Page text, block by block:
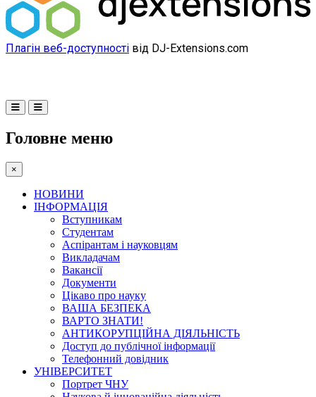
Плагін веб-доступності від DJ-Extensions.com
Головне меню
×
НОВИНИ
ІНФОРМАЦІЯ
Вступникам
Студентам
Аспірантам і науковцям
Викладачам
Вакансії
Документи
Цікаво про науку
ВАША БЕЗПЕКА
ВАРТО ЗНАТИ!
АНТИКОРУПЦІЙНА ДІЯЛЬНІСТЬ
Доступ до публічної інформації
Телефонний довідник
УНІВЕРСИТЕТ
Портрет ЧНУ